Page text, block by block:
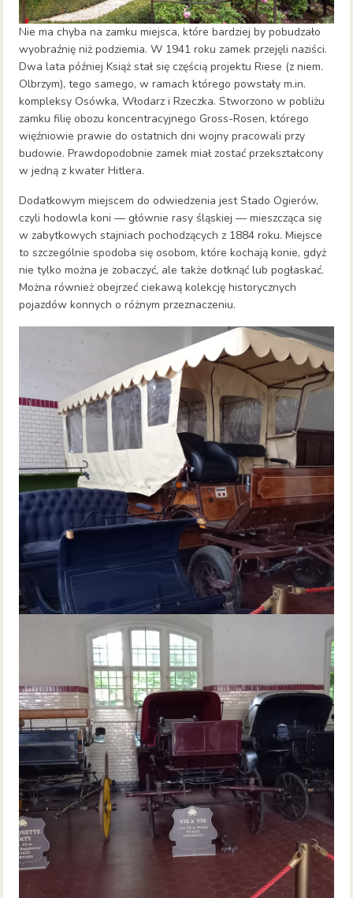
Nie ma chyba na zamku miejsca, które bardziej by pobudzało
wyobraźnię niż podziemia. W 1941 roku zamek przejęli naziści.
Dwa lata później Książ stał się częścią projektu Riese (z niem.
Olbrzym), tego samego, w ramach którego powstały m.in.
kompleksy Osówka, Włodarz i Rzeczka. Stworzono w pobliżu
zamku filię obozu koncentracyjnego Gross-Rosen, którego
więźniowie prawie do ostatnich dni wojny pracowali przy
budowie. Prawdopodobnie zamek miał zostać przekształcony
w jedną z kwater Hitlera.
Dodatkowym miejscem do odwiedzenia jest Stado Ogierów,
czyli hodowla koni — głównie rasy śląskiej — mieszcząca się
w zabytkowych stajniach pochodzących z 1884 roku. Miejsce
to szczególnie spodoba się osobom, które kochają konie, gdyż
nie tylko można je zobaczyć, ale także dotknąć lub pogłaskać.
Można również obejrzeć ciekawą kolekcję historycznych
pojazdów konnych o różnym przeznaczeniu.